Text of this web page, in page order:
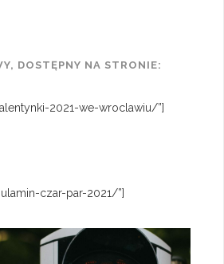
DOSTĘPNY NA STRONIE:
2021-we-wroclawiu/”]
czar-par-2021/”]